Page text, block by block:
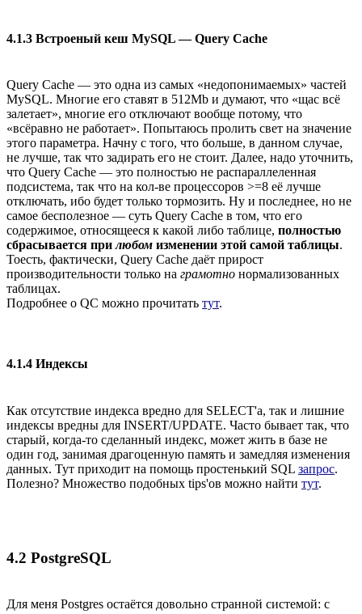
4.1.3 Встроеный кеш MySQL — Query Cache
Query Cache — это одна из самых «недопонимаемых» частей
MySQL. Многие его ставят в 512Mb и думают, что «щас всё
залетает», многие его отключают вообще потому, что
«всёравно не работает». Попытаюсь пролить свет на значение
этого параметра. Начну с того, что больше, в данном случае,
не лучше, так что задирать его не стоит. Далее, надо уточнить,
что Query Cache — это полностью не распараллеленная
подсистема, так что на кол-ве процессоров >=8 её лучше
отключать, ибо будет только тормозить. Ну и последнее, но не
самое бесполезное — суть Query Cache в том, что его
содержимое, относящееся к какой либо таблице, полностью
сбрасывается прилюбом изменении этой самой таблицы.
Тоесть, фактически, Query Cache даёт прирост
производительности только на грамотно нормализованных
таблицах.
Подробнее о QC можно прочитать тут.
4.1.4 Индексы
Как отсутствие индекса вредно для SELECT'a, так и лишние
индексы вредны для INSERT/UPDATE. Часто бывает так, что
старый, когда-то сделанный индекс, может жить в базе не
один год, занимая драгоценную память и замедляя изменения
данных. Тут приходит на помощь простенький SQL запрос.
Полезно? Множество подобных tips'ов можно найти тут.
4.2 PostgreSQL
Для меня Postgres остаётся довольно странной системой: с